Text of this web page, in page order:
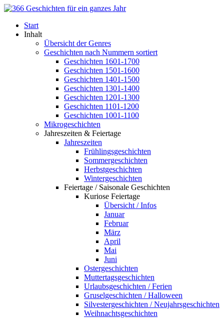
Start
Inhalt
Übersicht der Genres
Geschichten nach Nummern sortiert
Geschichten 1601-1700
Geschichten 1501-1600
Geschichten 1401-1500
Geschichten 1301-1400
Geschichten 1201-1300
Geschichten 1101-1200
Geschichten 1001-1100
Mikrogeschichten
Jahreszeiten & Feiertage
Jahreszeiten
Frühlingsgeschichten
Sommergeschichten
Herbstgeschichten
Wintergeschichten
Feiertage / Saisonale Geschichten
Kuriose Feiertage
Übersicht / Infos
Januar
Februar
März
April
Mai
Juni
Ostergeschichten
Muttertagsgeschichten
Urlaubsgeschichten / Ferien
Gruselgeschichten / Halloween
Silvestergeschichten / Neujahrsgeschichten
Weihnachtsgeschichten